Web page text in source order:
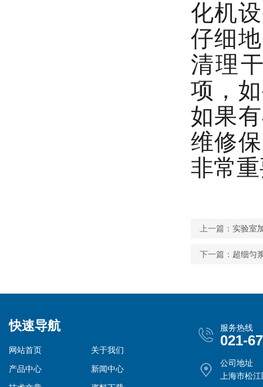
化机
仔细
清理
项，
如果
维修
非常
上一篇： 实验室
下一篇： 超细匀
快速导航
网站首页
关于我们
产品中心
新闻中心
服务热线
021-
公司地址
上海市松